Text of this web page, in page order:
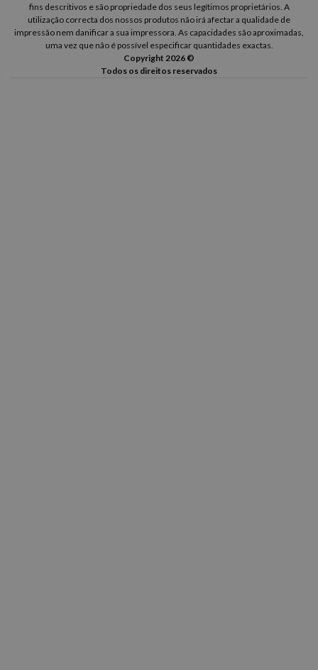
fins descritivos e são propriedade dos seus legítimos proprietários. A
utilização correcta dos nossos produtos não irá afectar a qualidade de
impressão nem danificar a sua impressora. As capacidades são aproximadas,
uma vez que não é possível especificar quantidades exactas.
Copyright 2026 ©
Todos os direitos reservados